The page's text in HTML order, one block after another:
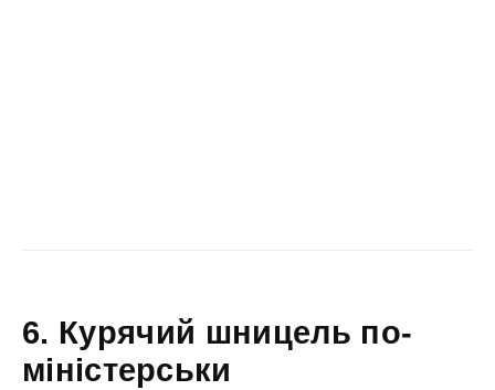
6. Курячий шницель по-
міністерськи